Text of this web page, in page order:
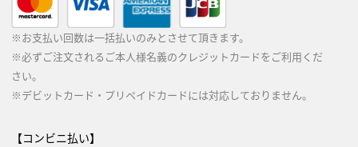
※お支払い回数は一括払いのみとさせて頂きます。
※必ずご注文されるご本人様名義のクレジットカードをご利用くだ
さい。
※デビットカード・プリペイドカードには対応しておりません。
【コンビニ払い】